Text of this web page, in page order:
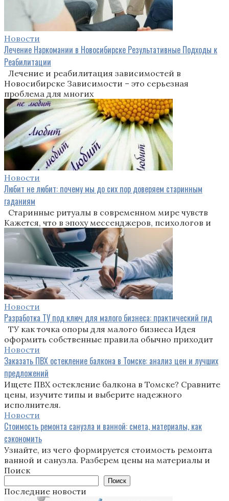
Новости
Лечение Наркомании в Новосибирске Результативные Подходы к
Реабилитации
Лечение и реабилитация зависимостей в
Новосибирске Зависимости – это серьезная
проблема для многих
Новости
Любит не любит: почему мы до сих пор доверяем старинным
гаданиям
Старинные ритуалы в современном мире чувств
Кажется, что в эпоху мессенджеров, психологов и
Новости
Разработка ТУ под ключ для малого бизнеса: практический гид
ТУ как точка опоры для малого бизнеса Идея
оформить собственные правила обычно приходит
Новости
Заказать ПВХ остекление балкона в Томске: анализ цен и лучших
предложений
Ищете ПВХ остекление балкона в Томске? Сравните
цены, изучите типы и выберите надежного
исполнителя.
Новости
Стоимость ремонта санузла и ванной: смета, материалы, как
сэкономить
Узнайте, из чего формируется стоимость ремонта
ванной и санузла. Разберем цены на материалы и
Поиск
Поиск
Последние новости